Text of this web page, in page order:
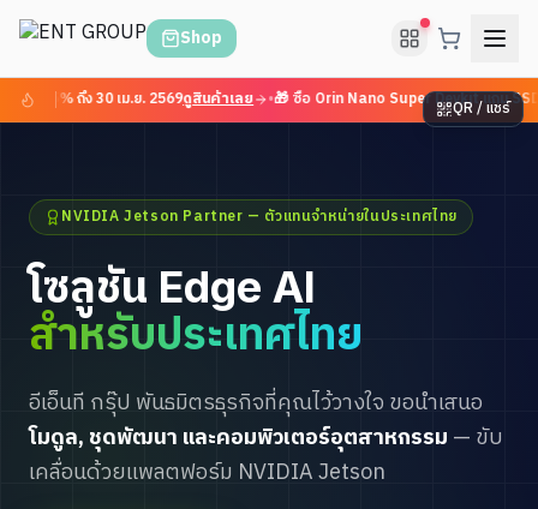
Shop
15% ถึง 30 เม.ย. 2569ดูสินค้าเลย •🎁 ซื้อ Orin Nano Super Devkit แถม SSD
NVIDIA Jetson Partner — ตัวแทนจำหน่ายในประเทศไทย
โซลูชัน Edge AI
สำหรับประเทศไทย
อีเอ็นที กรุ๊ป พันธมิตรธุรกิจที่คุณไว้วางใจ ขอนำเสนอ
โมดูล, ชุดพัฒนา และคอมพิวเตอร์อุตสาหกรรม — ขับ
เคลื่อนด้วยแพลตฟอร์ม NVIDIA Jetson
QR / แชร์